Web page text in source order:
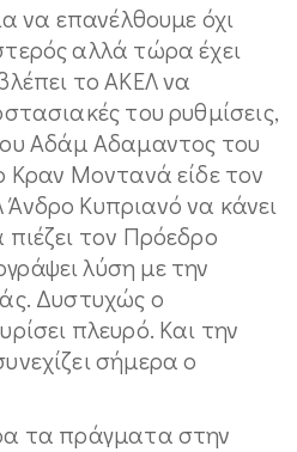
να επανέλθουμε όχι
αλλά τώρα έχει
το ΑΚΕΛ να
του ρυθμίσεις,
Αδάμ Αδαμαντος του
Κραν Μοντανά είδε τον
Κυπριανό να κάνει
τον Πρόεδρο
λύση με την
Δυστυχώς ο
πλευρό. Και την
σήμερα ο
τα πράγματα στην